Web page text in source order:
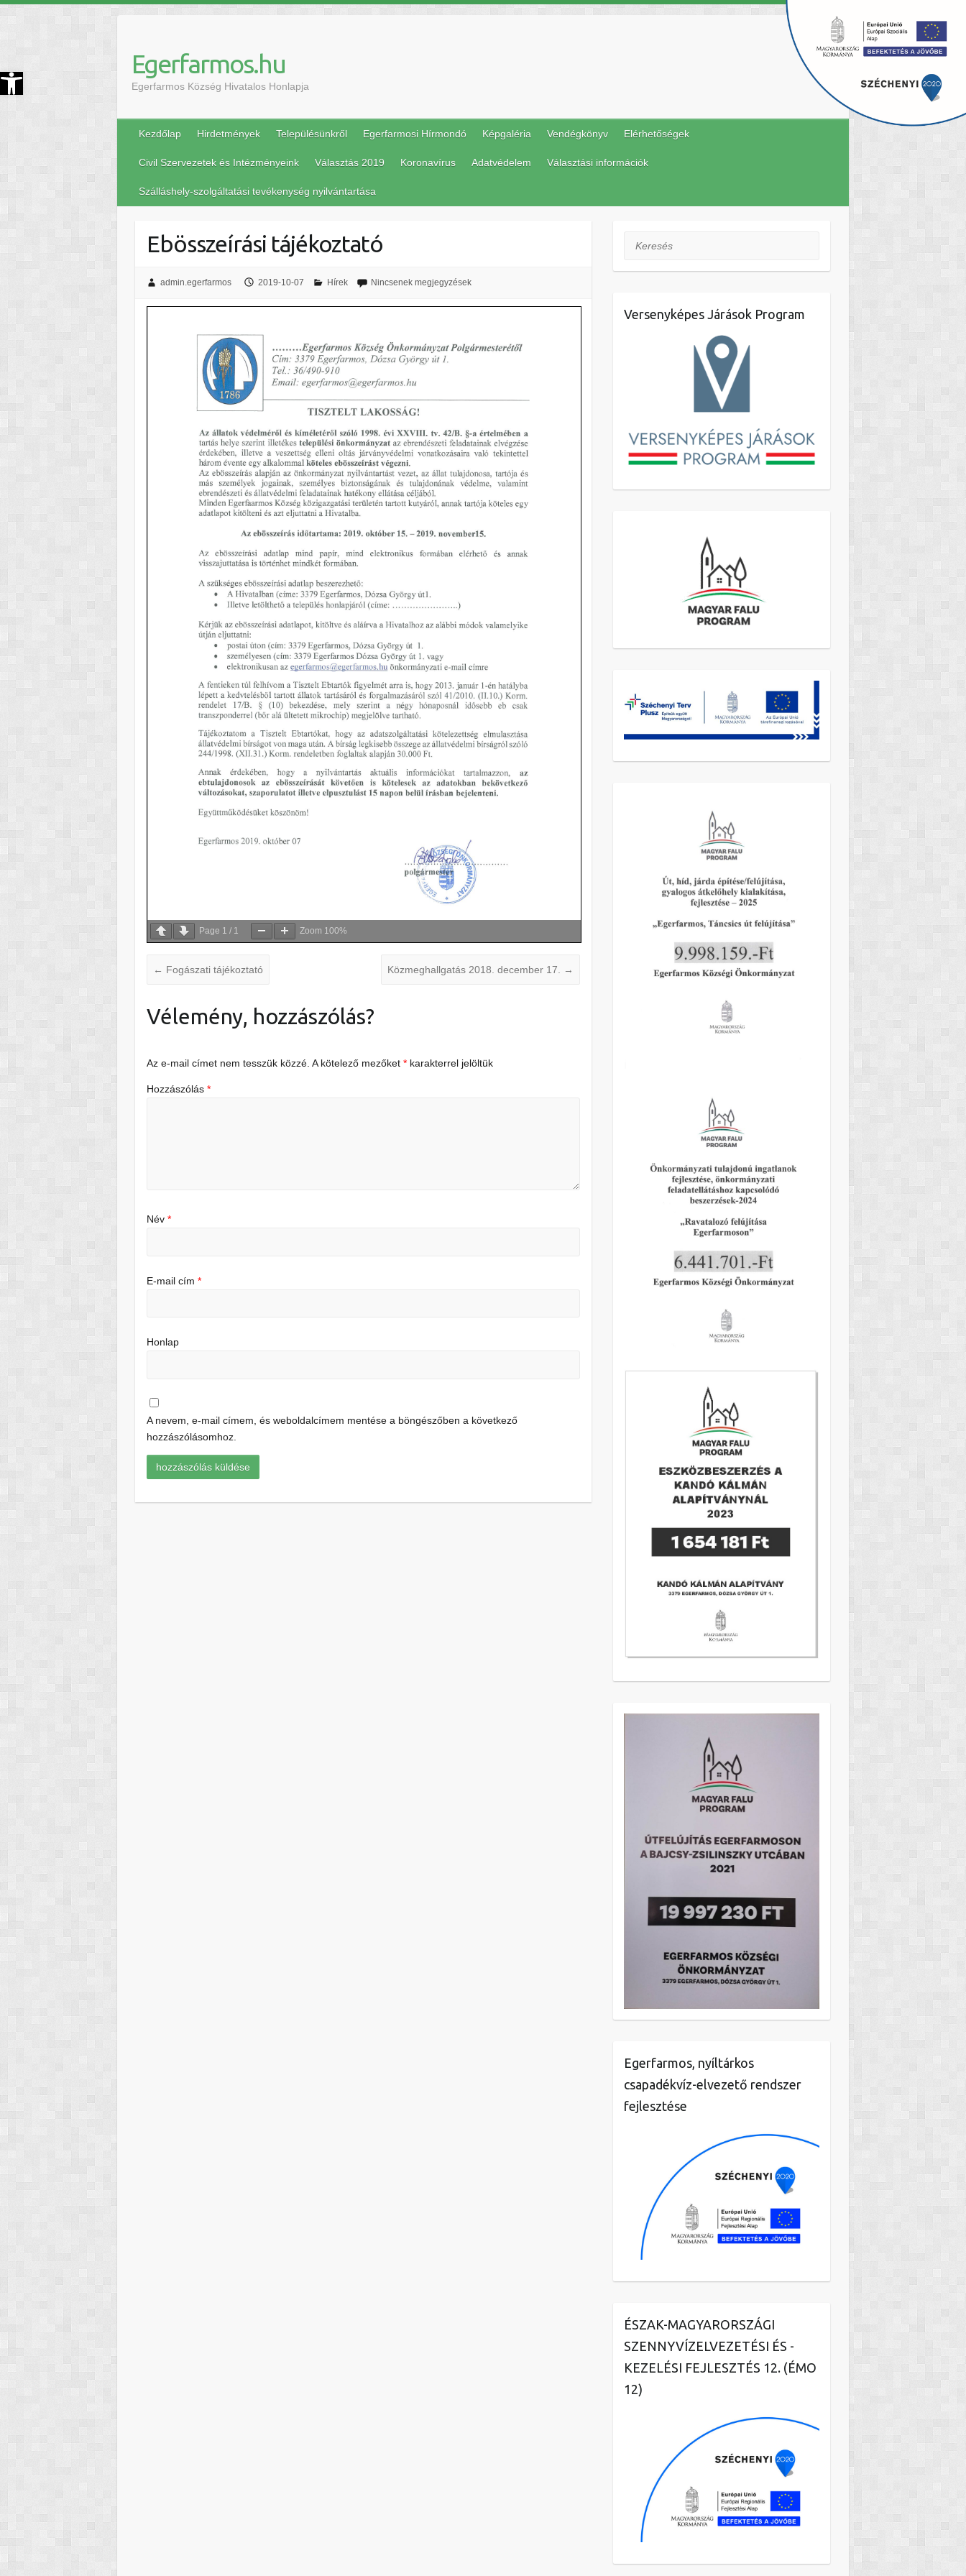
Eszköztár megnyitása Egerfarmos.hu
Egerfarmos Község Hivatalos Honlapja
Kezdőlap Hirdetmények Településünkről Egerfarmosi Hírmondó Képgaléria Vendégkönyv Elérhetőségek
Civil Szervezetek és Intézményeink Választás 2019 Koronavírus Adatvédelem Választási információk
Szálláshely-szolgáltatási tevékenység nyilvántartása
Ebösszeírási tájékoztató
admin.egerfarmos 2019-10-07 Hírek Nincsenek megjegyzések
Page 1 / 1 Zoom 100%
← Fogászati tájékoztató Közmeghallgatás 2018. december 17. →
Vélemény, hozzászólás?
Az e-mail címet nem tesszük közzé. A kötelező mezőket* karakterrel jelöltük
Hozzászólás*
Név*
E-mail cím*
Honlap
A nevem, e-mail címem, és weboldalcímem mentése a böngészőben a következő
hozzászólásomhoz.
Keresés
Versenyképes Járások Program
Egerfarmos, nyíltárkos
csapadékvíz-elvezető rendszer
fejlesztése
ÉSZAK-MAGYARORSZÁGI
SZENNYVÍZELVEZETÉSI ÉS -
KEZELÉSI FEJLESZTÉS 12. (ÉMO
12)